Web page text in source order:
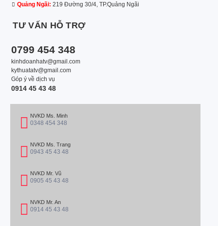
Quảng Ngãi: 219 Đường 30/4, TP.Quảng Ngãi
TƯ VẤN HỖ TRỢ
0799 454 348
kinhdoanhatv@gmail.com
kythuatatv@gmail.com
Góp ý về dịch vụ
0914 45 43 48
NVKD Ms. Minh
0348 454 348
NVKD Ms. Trang
0943 45 43 48
NVKD Mr. Vũ
0905 45 43 48
NVKD Mr. An
0914 45 43 48